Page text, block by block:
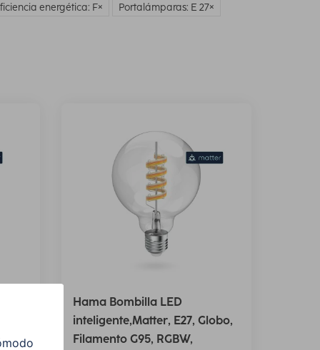
energética: F Portalámparas: E 27
Hama Bombilla LED
inteligente,Matter, E27, Globo,
Filamento G95, RGBW,